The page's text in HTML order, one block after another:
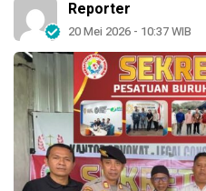
Reporter
20 Mei 2026 - 10:37 WIB